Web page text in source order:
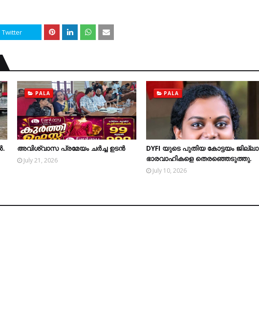
Twitter
PALA
അവിശ്വാസ പ്രമേയം ചര്‍ച്ച ഉടന്‍
July 21, 2026
PALA
DYFI യുടെ പുതിയ കോട്ടയം ജില്ലാ
ഭാരവാഹികളെ തെരഞ്ഞെടുത്തു.
July 10, 2026